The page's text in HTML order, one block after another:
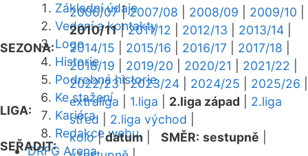
Základní údaje
Vedení a kontakty
Logo
Historie
Podrobná historie
Ke stažení
Kariéra
Redakce webu
DRFG Arena
SEZONA:
2006/07|2007/08 2008/09 2009/10
2010/11|2011/12 2012/13 2013/14
2014/15
2015/16 2016/17 2017/18
2018/19
2019/20 2020/21 2021/22
2022/23|2023/24 2024/25 2025/26
LIGA:
extraliga 1.liga 2.liga západ
2.liga
střed
2.liga východ
SEŘADIT:
kolo|datum SMĚR: sestupně